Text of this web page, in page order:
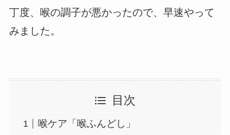
丁度、喉の調子が悪かったので、早速やって
みました。
目次
喉ケア「喉ふんどし」